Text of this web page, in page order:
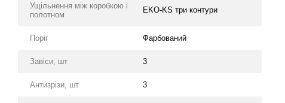
Ущільнення між коробкою і
полотном
EKO-KS три контури
Поріг Фарбований
Завіси, шт 3
Антизрізи, шт 3